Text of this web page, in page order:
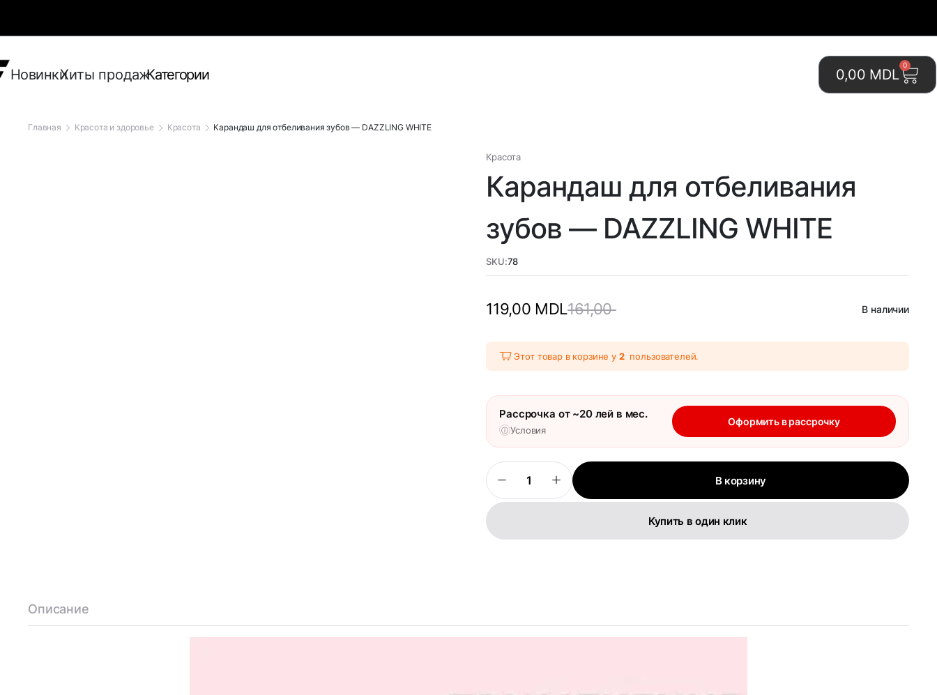
НовинкиХиты продажКатегории 0,00 MDL
0
Главная Красота и здоровье Красота Карандаш для отбеливания зубов — DAZZLING WHITE
Красота
Карандаш для отбеливания
зубов — DAZZLING WHITE
SKU:78
161,00
119,00 MDL В наличии
Этот товар в корзине у 2 пользователей.
Рассрочка от ~20 лей в мес.
ⓘ Условия
Оформить в рассрочку
В корзину
Купить в один клик
Описание